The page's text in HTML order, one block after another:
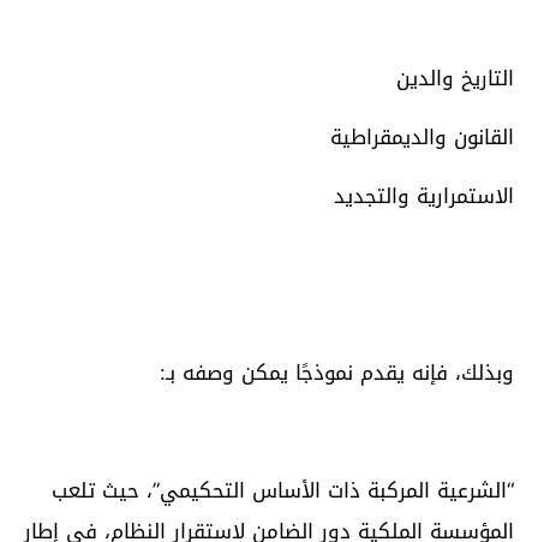
التاريخ والدين
القانون والديمقراطية
الاستمرارية والتجديد
وبذلك، فإنه يقدم نموذجًا يمكن وصفه بـ:
“الشرعية المركبة ذات الأساس التحكيمي”، حيث تلعب
المؤسسة الملكية دور الضامن لاستقرار النظام، في إطار